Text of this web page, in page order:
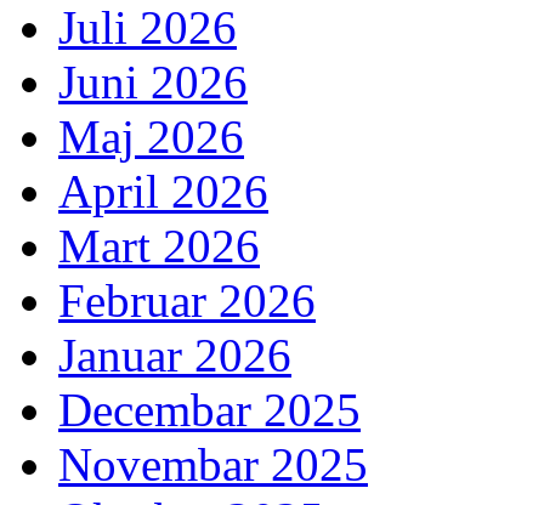
Juli 2026
Juni 2026
Maj 2026
April 2026
Mart 2026
Februar 2026
Januar 2026
Decembar 2025
Novembar 2025